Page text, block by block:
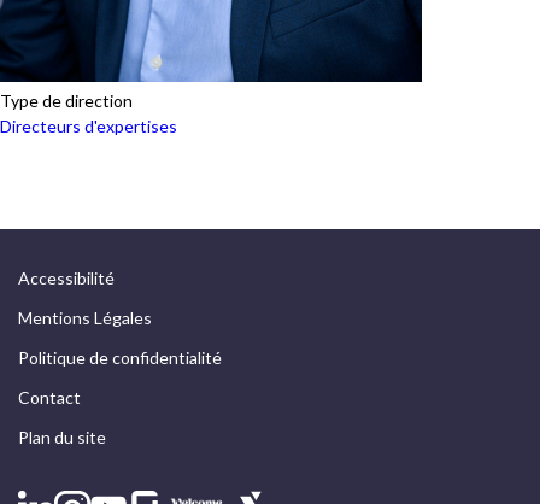
Type de direction
Directeurs d'expertises
Accessibilité
Mentions Légales
Politique de confidentialité
Contact
Plan du site